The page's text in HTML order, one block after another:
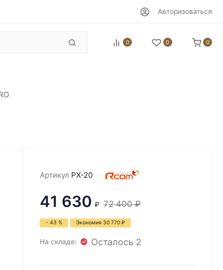
Авторизоваться
0 0 0
Артикул PX-20
41 630 ₽ 72 400 ₽
- 43 % Экономия 30 770 ₽
На складе: Осталось 2